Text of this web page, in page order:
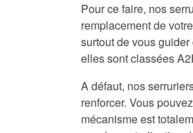
Pour ce faire, nos
remplacement de
surtout de vous
elles sont classées
A défaut, nos
renforcer. Vous
mécanisme est